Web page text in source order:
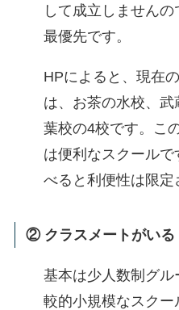
して成立しません
最優先です。
HPによると、現在
は、お茶の水校、
葉校の4校です。こ
は便利なスクール
べると利便性は限定
② クラスメートがいる
基本は少人数制グ
較的小規模なスク